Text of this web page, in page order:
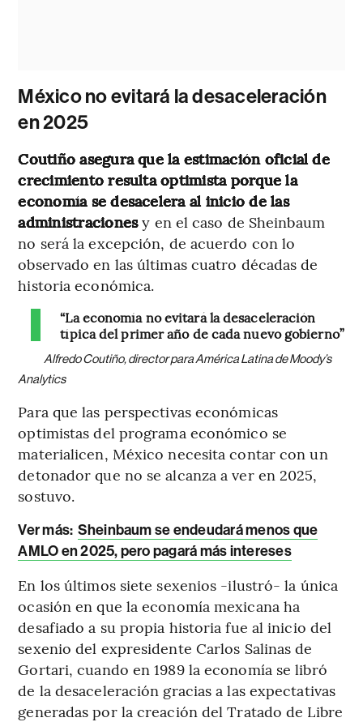
México no evitará la desaceleración
en 2025
Coutiño asegura que la estimación oficial de
crecimiento resulta optimista porque la
economía se desacelera al inicio de las
administracionesy en el caso de Sheinbaum
no será la excepción, de acuerdo con lo
observado en las últimas cuatro décadas de
historia económica.
“La economía no evitará la desaceleración
típica del primer año de cada nuevo gobierno”
Alfredo Coutiño, director para América Latina de Moody’s
Analytics
Para que las perspectivas económicas
optimistas del programa económico se
materialicen, México necesita contar con un
detonador que no se alcanza a ver en 2025,
sostuvo.
Ver más: Sheinbaum se endeudará menos que
AMLO en 2025, pero pagará más intereses
En los últimos siete sexenios -ilustró- la única
ocasión en que la economía mexicana ha
desafiado a su propia historia fue al inicio del
sexenio del expresidente Carlos Salinas de
Gortari, cuando en 1989 la economía se libró
de la desaceleración gracias a las expectativas
generadas por la creación del Tratado de Libre